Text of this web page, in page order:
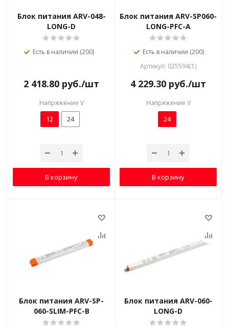
Блок питания ARV-048-
LONG-D
Есть в наличии (200)
2 418.80 руб./шт
Напряжение V
12 24
В корзину
Блок питания ARV-SP060-
LONG-PFC-A
Есть в наличии (200)
Артикул: 025594(1)
4 229.30 руб./шт
Напряжение V
24
В корзину
Блок питания ARV-SP-
060-SLIM-PFC-B
Блок питания ARV-060-
LONG-D